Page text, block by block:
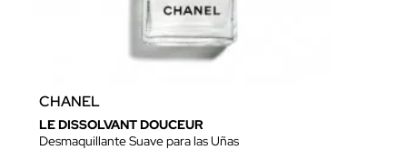
CHANEL
LE DISSOLVANT DOUCEUR
Desmaquillante Suave para las Uñas